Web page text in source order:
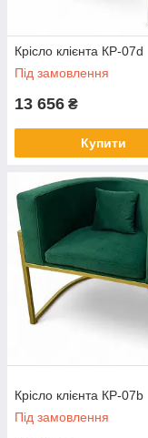
Крісло клієнта КР-07d
Під замовлення
13 656 ₴
Купити
Крісло клієнта КР-07b
Під замовлення